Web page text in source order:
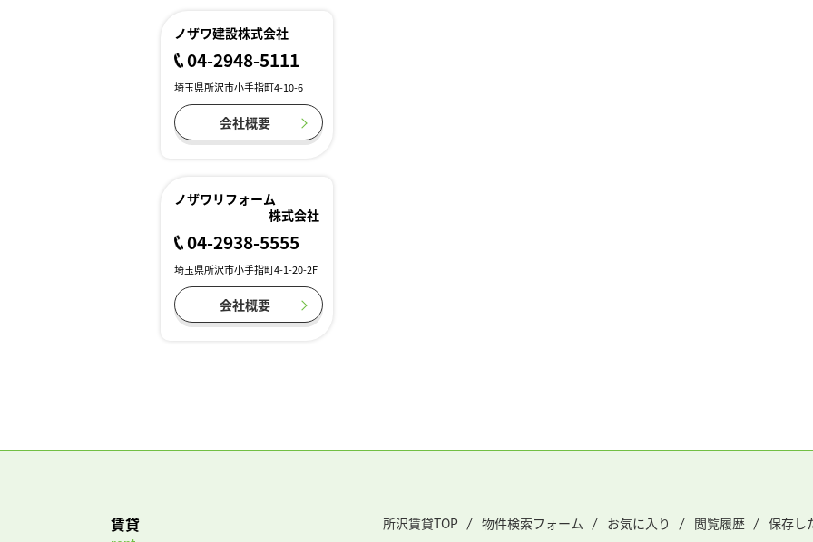
ノザワ建設株式会社
04-2948-5111
埼玉県所沢市小手指町4-10-6
会社概要
ノザワリフォーム
株式会社
04-2938-5555
埼玉県所沢市小手指町4-1-20-2F
会社概要
賃貸 所沢賃貸TOP 物件検索フォーム お気に入り 閲覧履歴 保存し